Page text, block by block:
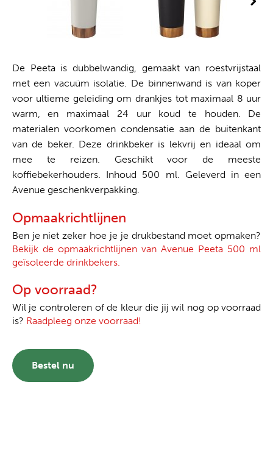
De Peeta is dubbelwandig, gemaakt van roestvrijstaal
met een vacuüm isolatie. De binnenwand is van koper
voor ultieme geleiding om drankjes tot maximaal 8 uur
warm, en maximaal 24 uur koud te houden. De
materialen voorkomen condensatie aan de buitenkant
van de beker. Deze drinkbeker is lekvrij en ideaal om
mee te reizen. Geschikt voor de meeste
koffiebekerhouders. Inhoud 500 ml. Geleverd in een
Avenue geschenkverpakking.
Opmaakrichtlijnen
Ben je niet zeker hoe je je drukbestand moet opmaken?
Bekijk de opmaakrichtlijnen van Avenue Peeta 500 ml
geïsoleerde drinkbekers.
Op voorraad?
Wil je controleren of de kleur die jij wil nog op voorraad
is? Raadpleeg onze voorraad!
Bestel nu